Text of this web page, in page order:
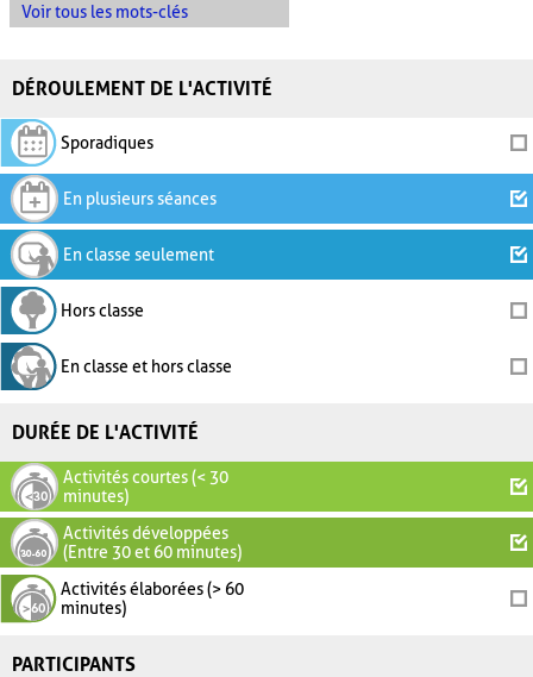
Voir tous les mots-clés
DÉROULEMENT DE L'ACTIVITÉ
Sporadiques
En plusieurs séances
En classe seulement
Hors classe
En classe et hors classe
DURÉE DE L'ACTIVITÉ
Activités courtes (< 30
minutes)
Activités développées
(Entre 30 et 60 minutes)
Activités élaborées (> 60
minutes)
PARTICIPANTS